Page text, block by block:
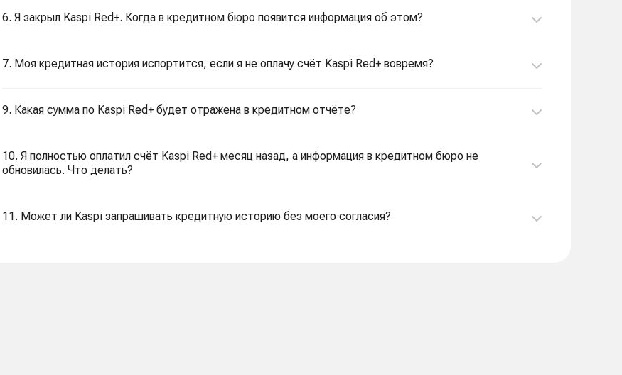
6. Я закрыл Kaspi Red+. Когда в кредитном бюро появится информация об этом?
7. Моя кредитная история испортится, если я не оплачу счёт Kaspi Red+ вовремя?
9. Какая сумма по Kaspi Red+ будет отражена в кредитном отчёте?
10. Я полностью оплатил счёт Kaspi Red+ месяц назад, а информация в кредитном бюро не
обновилась. Что делать?
11. Может ли Kaspi запрашивать кредитную историю без моего согласия?